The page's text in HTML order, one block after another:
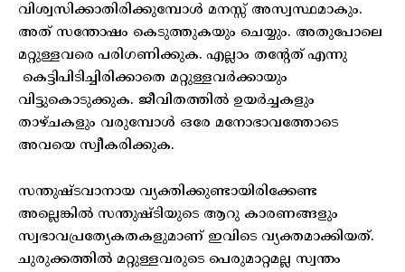
വിശ്വസിക്കാതിരിക്കുമ്പോൾ മനസ്സ് അസ്വസ്ഥമാകും.
അത് സന്തോഷം കെടുത്തുകയും ചെയ്യും. അതുപോലെ
മറ്റുള്ളവരെ പരിഗണിക്കുക. എല്ലാം തന്റേത് എന്നു
കെട്ടിപിടിച്ചിരിക്കാതെ മറ്റുള്ളവർക്കായും
വിട്ടുകൊടുക്കുക. ജീവിതത്തിൽ ഉയർച്ചകളും
താഴ്ചകളും വരുമ്പോൾ ഒരേ മനോഭാവത്തോടെ
അവയെ സ്വീകരിക്കുക.
സന്തുഷ്ടവാനായ വ്യക്തിക്കുണ്ടായിരിക്കേണ്ട
അല്ലെങ്കിൽ സന്തുഷ്ടിയുടെ ആറു കാരണങ്ങളും
സ്വഭാവപ്രത്യേകതകളുമാണ് ഇവിടെ വ്യക്തമാക്കിയത്.
ചുരുക്കത്തിൽ മറ്റുള്ളവരുടെ പെരുമാറ്റമല്ല സ്വന്തം